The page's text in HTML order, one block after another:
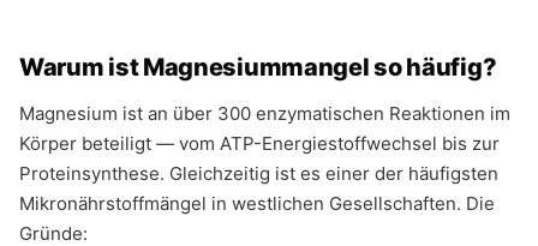
Warum ist Magnesiummangel so häufig?
Magnesium ist an über 300 enzymatischen Reaktionen im
Körper beteiligt — vom ATP-Energiestoffwechsel bis zur
Proteinsynthese. Gleichzeitig ist es einer der häufigsten
Mikronährstoffmängel in westlichen Gesellschaften. Die
Gründe: